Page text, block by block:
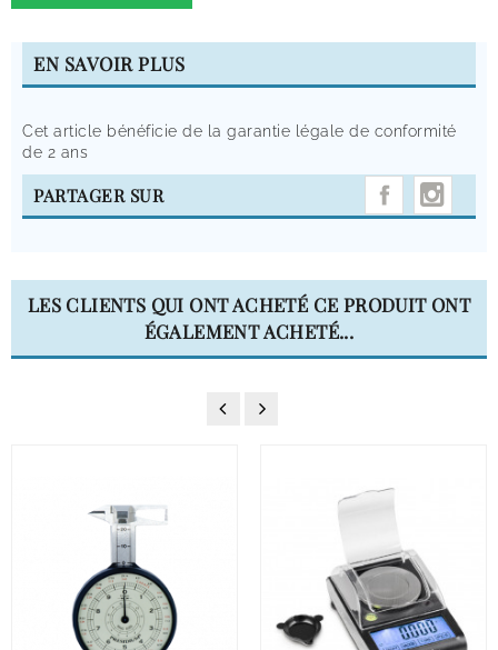
EN SAVOIR PLUS
Cet article bénéficie de la garantie légale de conformité
de 2 ans
PARTAGER SUR
LES CLIENTS QUI ONT ACHETÉ CE PRODUIT ONT
ÉGALEMENT ACHETÉ...